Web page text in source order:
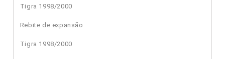
Tigra 1998/2000
Rebite de expansão
Tigra 1998/2000